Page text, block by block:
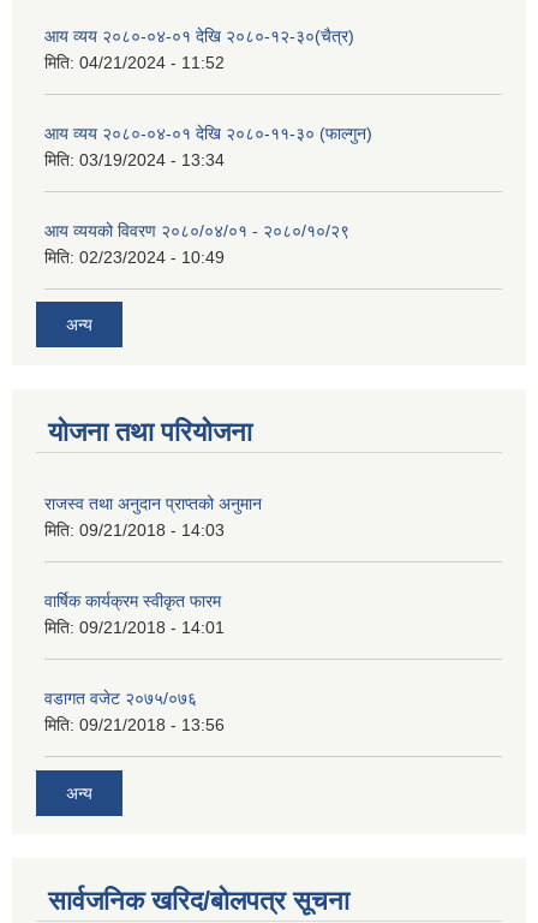
आय व्यय २०८०-०४-०१ देखि २०८०-१२-३०(चैत्र)
मिति: 04/21/2024 - 11:52
आय व्यय २०८०-०४-०१ देखि २०८०-११-३० (फाल्गुन)
मिति: 03/19/2024 - 13:34
आय व्ययको विवरण २०८०/०४/०१ - २०८०/१०/२९
मिति: 02/23/2024 - 10:49
अन्य
योजना तथा परियोजना
राजस्व तथा अनुदान प्राप्तको अनुमान
मिति: 09/21/2018 - 14:03
वार्षिक कार्यक्रम स्वीकृत फारम
मिति: 09/21/2018 - 14:01
वडागत वजेट २०७५/०७६
मिति: 09/21/2018 - 13:56
अन्य
सार्वजनिक खरिद/बोलपत्र सूचना